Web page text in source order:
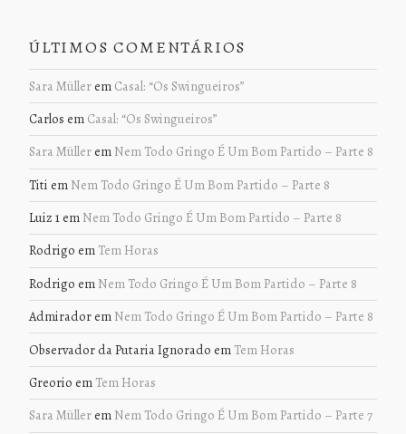
ÚLTIMOS COMENTÁRIOS
Sara Müllerem Casal: “Os Swingueiros”
Carlos em Casal: “Os Swingueiros”
Sara Müllerem Nem Todo Gringo É Um Bom Partido – Parte 8
Titi em Nem Todo Gringo É Um Bom Partido – Parte 8
Luiz 1em Nem Todo Gringo É Um Bom Partido – Parte 8
Rodrigo em Tem Horas
Rodrigo em Nem Todo Gringo É Um Bom Partido – Parte 8
Admiradorem Nem Todo Gringo É Um Bom Partido – Parte 8
Observador da Putaria Ignorado em Tem Horas
Greorio em Tem Horas
Sara Müllerem Nem Todo Gringo É Um Bom Partido – Parte 7